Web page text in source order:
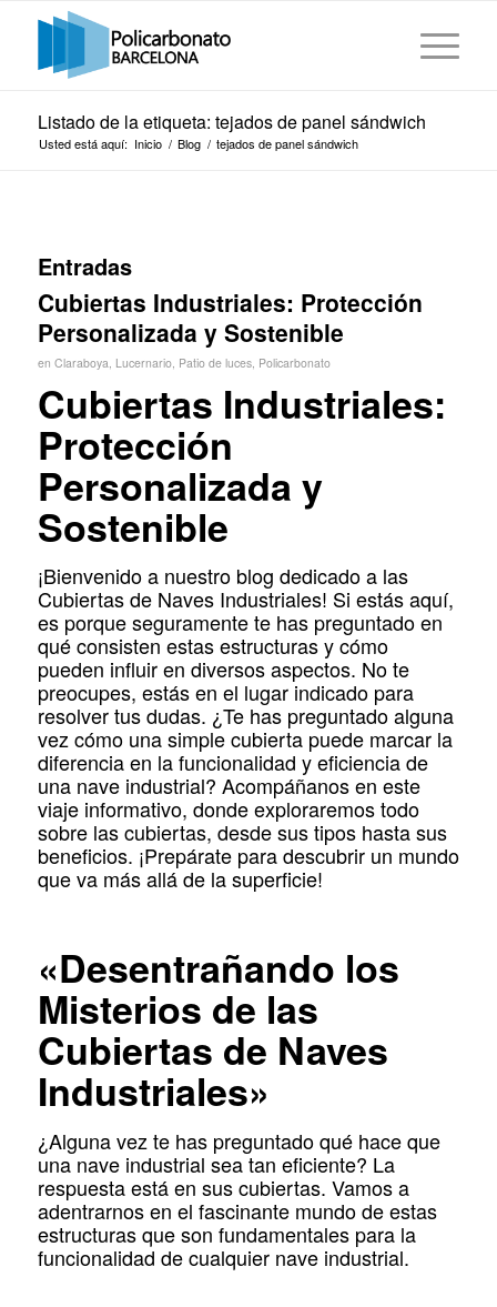
Listado de la etiqueta: tejados de panel sándwich
Usted está aquí: Inicio / Blog / tejados de panel sándwich
Entradas
Cubiertas Industriales: Protección
Personalizada y Sostenible
en Claraboya, Lucernario, Patio de luces, Policarbonato
Cubiertas Industriales:
Protección
Personalizada y
Sostenible
¡Bienvenido a nuestro blog dedicado a las
Cubiertas de Naves Industriales! Si estás aquí,
es porque seguramente te has preguntado en
qué consisten estas estructuras y cómo
pueden influir en diversos aspectos. No te
preocupes, estás en el lugar indicado para
resolver tus dudas. ¿Te has preguntado alguna
vez cómo una simple cubierta puede marcar la
diferencia en la funcionalidad y eficiencia de
una nave industrial? Acompáñanos en este
viaje informativo, donde exploraremos todo
sobre las cubiertas, desde sus tipos hasta sus
beneficios. ¡Prepárate para descubrir un mundo
que va más allá de la superficie!
«Desentrañando los
Misterios de las
Cubiertas de Naves
Industriales»
¿Alguna vez te has preguntado qué hace que
una nave industrial sea tan eficiente? La
respuesta está en sus cubiertas. Vamos a
adentrarnos en el fascinante mundo de estas
estructuras que son fundamentales para la
funcionalidad de cualquier nave industrial.